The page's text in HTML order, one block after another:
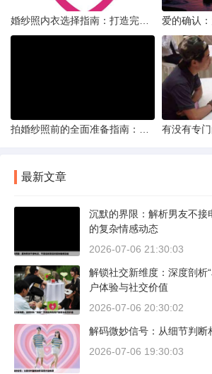
最新文章
沉默的界限：解析男友不接
的复杂情感动态
2026-07-06 21:30:03
解锁社交新维度：深度剖析
户体验与社交价值
2026-07-06 20:30:02
解码微妙信号：从细节判断
2026-07-06 19:30:03